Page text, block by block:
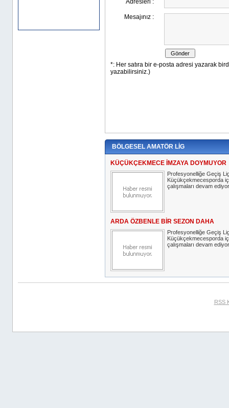
BÖLGESEL AMATÖR LİG
KÜÇÜKÇEKMECE İMZAYA DOYMUYOR
Profesyonelliğe Geçiş
Küçükçekmecesporda
çalışmaları devam
ARDA ÖZBENLE BİR SEZON DAHA
Profesyonelliğe Geçiş
Küçükçekmecesporda
çalışmaları devam
RSS